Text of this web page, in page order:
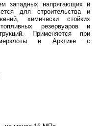
западных напрягающих и
для строительства и
химически стойких
резервуаров и
Применяется при
и Арктике с